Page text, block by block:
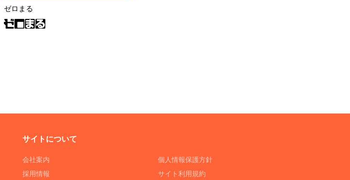
ゼロまる
サイトについて
会社案内
採用情報
個人情報保護方針
サイト利用規約